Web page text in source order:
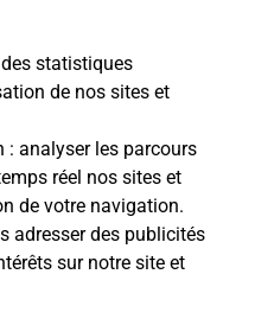
statistiques
de nos sites et
: analyser les parcours
réel nos sites et
de votre navigation.
adresser des publicités
sur notre site et
samedi à 09h00